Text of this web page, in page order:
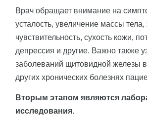
Врач обращает внимание на
усталость, увеличение массы
чувствительность, сухость кожи,
депрессия и другие. Важно также
заболеваний щитовидной железы
других хронических болезнях
Вторым этапом являются
исследования.